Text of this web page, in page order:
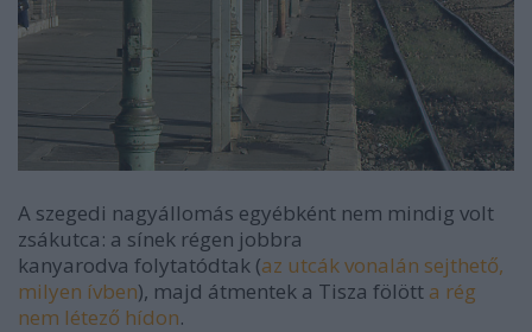
A szegedi nagyállomás egyébként nem mindig volt
zsákutca: a sínek régen jobbra
kanyarodva folytatódtak (az utcák vonalán sejthető,
milyen ívben), majd átmentek a Tisza fölött a rég
nem létező hídon.